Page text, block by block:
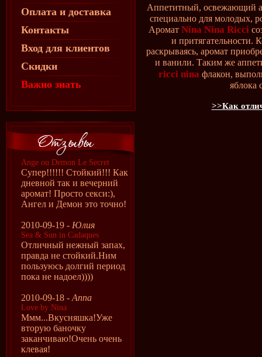
Оплата и доставка
Контакты
Вход для клиентов
Скидки
Важно знать
Ange ou Demon Le Secret
Супер!!!!!! Стойкий!!! Как
дневной так и вечерний
аромат! Просто секси:),
Ангел и Демон это точно!
2010-09-19 - Юлия
Sea & Sun in Cadaques
Отличный нежный запах,
правда не стойкий.Ним
пользуюсь долгий период
пока не надоел))))
2010-09-18 - Anna
Love by Nina
Ммм...Вкусняшка!Уже
вторую баночку
заканчиваю!Очень очень
клевая!
Аппетитный, освежающий
специально для молодых,
Аромат Nina Nina Ricci
и притягательности.
раскрываясь, аромат
и ванили. Таким же
ricci nina флакон,
яблока
>>Как